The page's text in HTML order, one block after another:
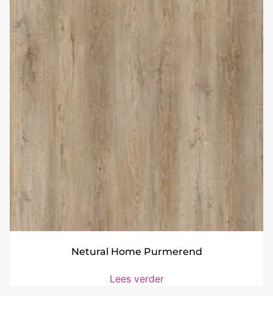
Netural Home Purmerend
Lees verder